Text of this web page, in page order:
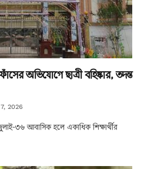
অভিযোগে ছাত্রী বহিষ্কার, তদন্ত
2026
৩৬ আবাসিক হলে একাধিক শিক্ষার্থীর